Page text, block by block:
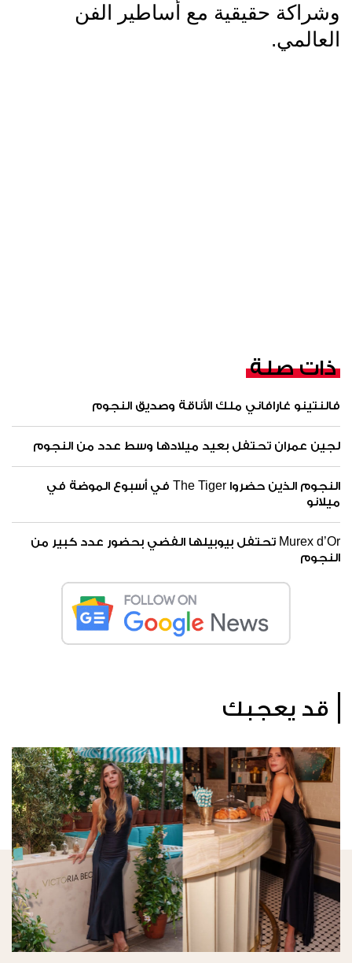
وشراكة حقيقية مع أساطير الفن
العالمي.
ذات صلة
فالنتينو غارافاني ملك الأناقة وصديق النجوم
لجين عمران تحتفل بعيد ميلادها وسط عدد من النجوم
النجوم الذين حضروا The Tiger في أسبوع الموضة في
ميلانو
Murex d’Or تحتفل بيوبيلها الفضي بحضور عدد كبير من
النجوم
قد يعجبك